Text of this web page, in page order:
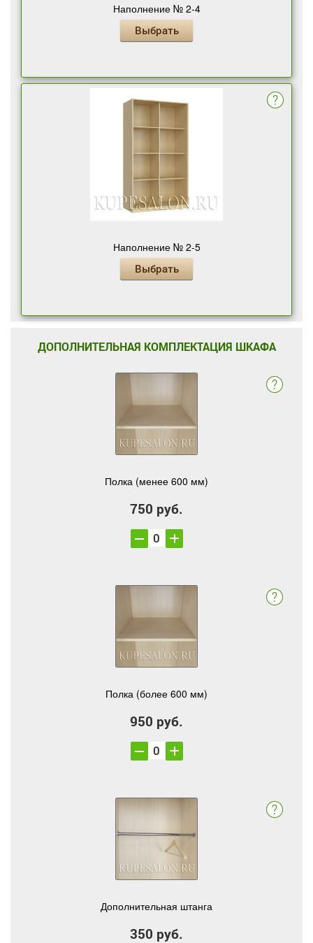
Наполнение № 2-4
Выбрать
Наполнение № 2-5
Выбрать
ДОПОЛНИТЕЛЬНАЯ КОМПЛЕКТАЦИЯ ШКАФА
Полка (менее 600 мм)
750 руб.
Полка (более 600 мм)
950 руб.
Дополнительная штанга
350 руб.